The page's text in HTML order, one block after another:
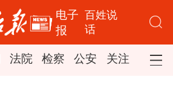
电子
报
百姓说
话
法院 检察 公安 关注 司法